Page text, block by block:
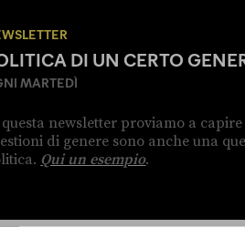
DI UN CERTO
MARTEDÌ
newsletter proviamo a
di genere sono anche una
Qui un esempio.